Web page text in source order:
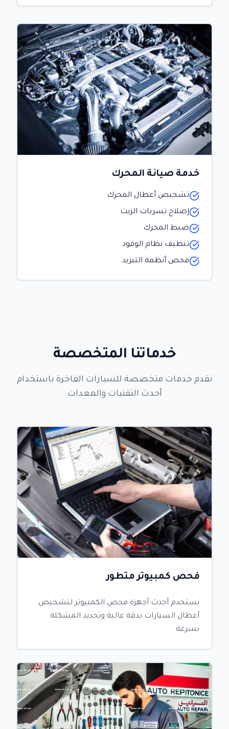
خدمة صيانة المحرك
تشخيص أعطال المحرك
إصلاح تسربات الزيت
ضبط المحرك
تنظيف نظام الوقود
فحص أنظمة التبريد
خدماتنا المتخصصة
نقدم خدمات متخصصة للسيارات الفاخرة باستخدام
أحدث التقنيات والمعدات
فحص كمبيوتر متطور
نستخدم أحدث أجهزة فحص الكمبيوتر لتشخيص
أعطال السيارات بدقة عالية وتحديد المشكلة
بسرعة